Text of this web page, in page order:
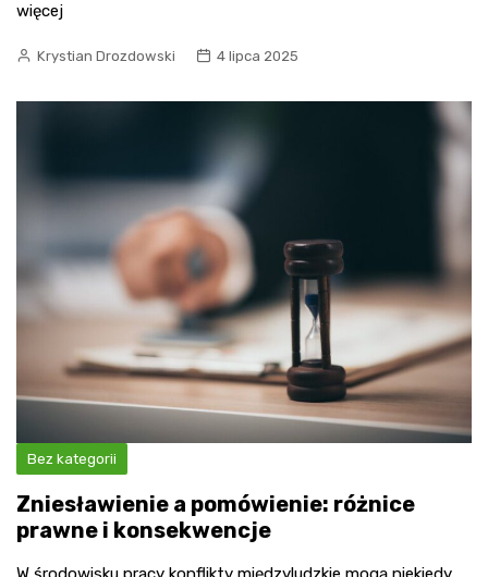
więcej
Krystian Drozdowski 4 lipca 2025
Bez kategorii
Zniesławienie a pomówienie: różnice
prawne i konsekwencje